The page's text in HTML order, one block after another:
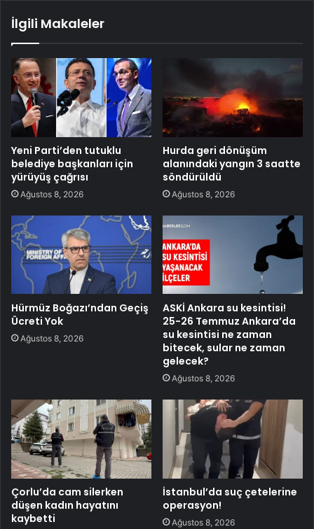
İlgili Makaleler
Yeni Parti’den tutuklu
belediye başkanları için
yürüyüş çağrısı
Ağustos 8, 2026
Hurda geri dönüşüm
alanındaki yangın 3 saatte
söndürüldü
Ağustos 8, 2026
Hürmüz Boğazı’ndan Geçiş
Ücreti Yok
Ağustos 8, 2026
ASKİ Ankara su kesintisi!
25-26 Temmuz Ankara’da
su kesintisi ne zaman
bitecek, sular ne zaman
gelecek?
Ağustos 8, 2026
Çorlu’da cam silerken
düşen kadın hayatını
kaybetti
İstanbul’da suç çetelerine
operasyon!
Ağustos 8, 2026